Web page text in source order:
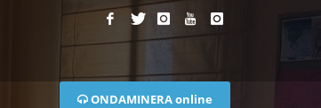
ONDAMINERA online